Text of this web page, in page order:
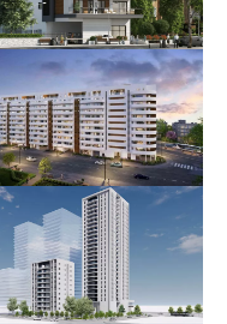
קטה בכפר גנים |
בית ספיר
אוכלס
KROL LIVING
בשיווק וביצוע